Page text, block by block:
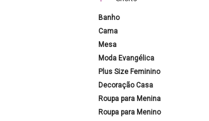
Banho
Cama
Mesa
Moda Evangélica
Plus Size Feminino
Decoração Casa
Roupa para Menina
Roupa para Menino